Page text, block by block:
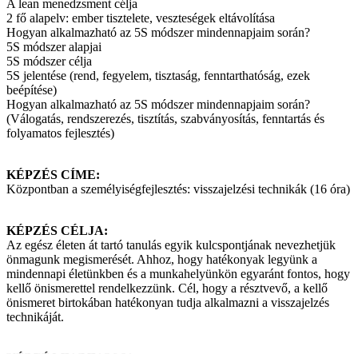
A lean menedzsment célja
2 fő alapelv: ember tisztelete, veszteségek eltávolítása
Hogyan alkalmazható az 5S módszer mindennapjaim során?
5S módszer alapjai
5S módszer célja
5S jelentése (rend, fegyelem, tisztaság, fenntarthatóság, ezek
beépítése)
Hogyan alkalmazható az 5S módszer mindennapjaim során?
(Válogatás, rendszerezés, tisztítás, szabványosítás, fenntartás és
folyamatos fejlesztés)
KÉPZÉS CÍME:
Központban a személyiségfejlesztés: visszajelzési technikák (16 óra)
KÉPZÉS CÉLJA:
Az egész életen át tartó tanulás egyik kulcspontjának nevezhetjük
önmagunk megismerését. Ahhoz, hogy hatékonyak legyünk a
mindennapi életünkben és a munkahelyünkön egyaránt fontos, hogy
kellő önismerettel rendelkezzünk. Cél, hogy a résztvevő, a kellő
önismeret birtokában hatékonyan tudja alkalmazni a visszajelzés
technikáját.